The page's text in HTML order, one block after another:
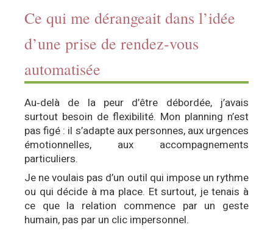
Ce qui me dérangeait dans l’idée
d’une prise de rendez‑vous
automatisée
Au‑delà de la peur d’être débordée, j’avais
surtout besoin de flexibilité. Mon planning n’est
pas figé : il s’adapte aux personnes, aux urgences
émotionnelles, aux accompagnements
particuliers.
Je ne voulais pas d’un outil qui impose un rythme
ou qui décide à ma place. Et surtout, je tenais à
ce que la relation commence par un geste
humain, pas par un clic impersonnel.